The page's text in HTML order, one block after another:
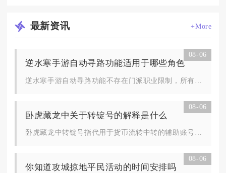
最新资讯 +More
08-06
逆水寒手游自动寻路功能适用于哪些角色
08-06
卧虎藏龙中关于转锭号的解释是什么
08-06
你知道攻城掠地平民活动的时间安排吗